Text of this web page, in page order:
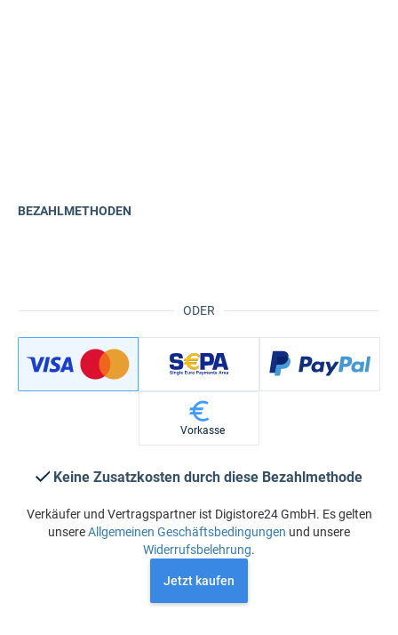
ODER
BEZAHLMETHODEN
Vorkasse
Keine Zusatzkosten durch diese Bezahlmethode
Verkäufer und Vertragspartner ist Digistore24 GmbH. Es gelten
unsereAllgemeinen Geschäftsbedingungen und unsere
Widerrufsbelehrung.
Jetzt kaufen